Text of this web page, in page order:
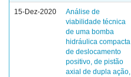
15-Dez-2020
Análise de
viabilidade técnica
de uma bomba
hidráulica compacta
de deslocamento
positivo, de pistão
axial de dupla ação,